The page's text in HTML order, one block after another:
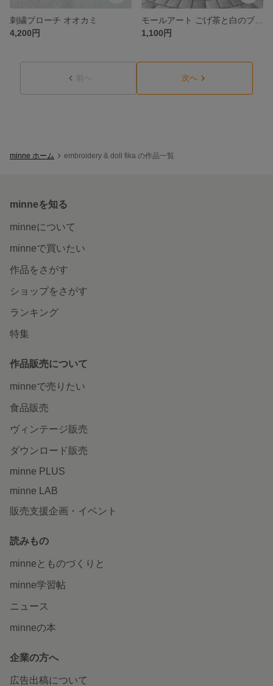
刺繍ブローチ オオカミ
4,200円
1,100円
前へ 次へ
minne ホーム embroidery & doll fika の作品一覧
minneを知る
minneについて
minneで買いたい
作品をさがす
ショップをさがす
ランキング
特集
作品販売について
minneで売りたい
食品販売
ヴィンテージ販売
ダウンロード販売
minne PLUS
minne LAB
販売支援企画・イベント
読みもの
minneとものづくりと
minne学習帖
ニュース
minneの本
企業の方へ
広告出稿について